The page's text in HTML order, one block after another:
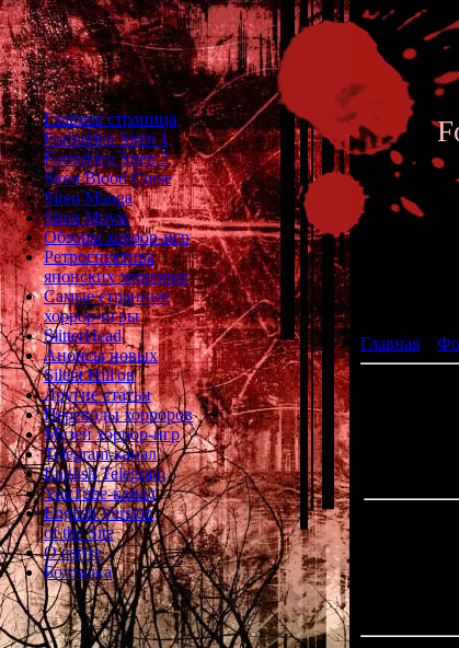
Главная страница
Forbidden Siren 1
Forbidden Siren 2
Siren Blood Curse
Siren Manga
Siren Movie
Обзоры хоррор-игр
Ретроспектива
японских хорроров
Самые странные
хоррор-игры
SlitterHead
Анонсы новых
Silent Hill'ов
Другие статьи
Переводы хорроров
Музей хоррор-игр
Telegram-канал
English Telegram
YouTube-канал
English Version
of the Site
О сайте
Болталка
Главная